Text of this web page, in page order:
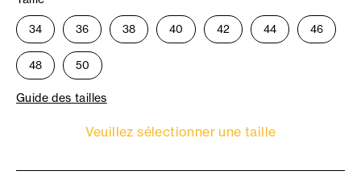
34 36 38 40 42 44 46
48 50
Guide des tailles
Veuillez sélectionner une taille